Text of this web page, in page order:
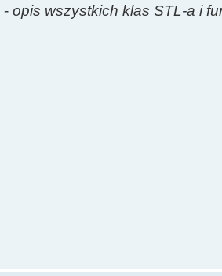
- opis wszystkich klas STL-a i